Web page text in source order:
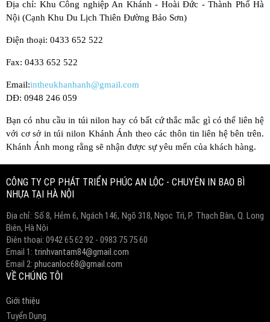
Địa chỉ: Khu Công nghiệp An Khánh - Hoài Đức - Thành Phố Hà
Nội (Cạnh Khu Du Lịch Thiên Đường Bảo Sơn)
Điện thoại: 0433 652 522
Fax: 0433 652 522
Email:intheukhanhanh@gmail.com
DĐ: 0948 246 059
Bạn có nhu cầu in túi nilon hay có bất cứ thắc mắc gì có thể liên hệ
với cơ sở in túi nilon Khánh Ánh theo các thôn tin liên hệ bên trên.
Khánh Ánh mong rằng sẽ nhận được sự yêu mến của khách hàng.
CÔNG TY CP PHÁT TRIỂN PHÚC AN LỘC - CHUYÊN IN BAO BÌ
NHỰA TẠI HÀ NỘI
Địa chỉ: Số 8, Hẻm 6, Ngách 146, Ngõ 318, Ngọc Trì, P. Thạch Bàn, Q. Long
Biên, Hà Nội
Điên thoại: 0942 65 62 92 - 0983 75 75 60
Email 1: trinhvantam84@gmail.com
Email 2: phucanloc68@gmail.com
VỀ CHÚNG TÔI
Giới thiệu
Tuyển Dụng